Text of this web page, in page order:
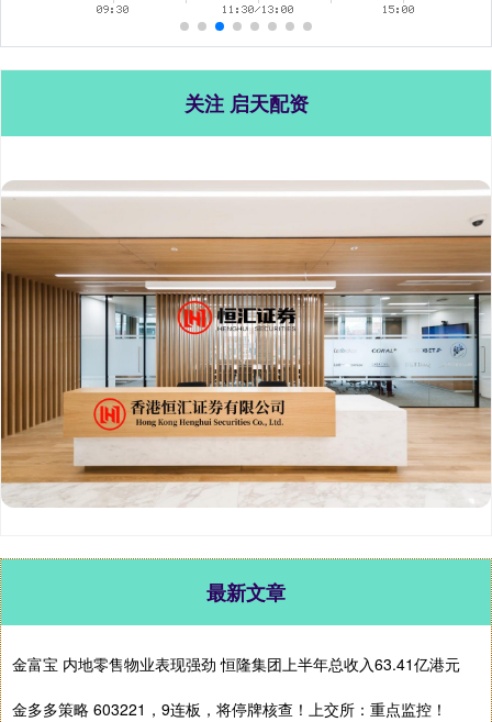
关注 启天配资
最新文章
金富宝 内地零售物业表现强劲 恒隆集团上半年总收入63.41亿港元
金多多策略 603221，9连板，将停牌核查！上交所：重点监控！